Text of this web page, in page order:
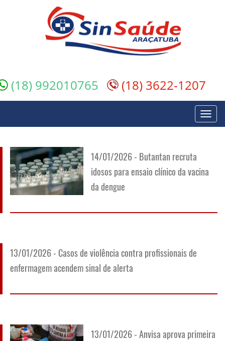
(18) 992010765 (18) 3622-1207
14/01/2026 - Butantan recruta
idosos para ensaio clínico da vacina
da dengue
13/01/2026 - Casos de violência contra profissionais de
enfermagem acendem sinal de alerta
13/01/2026 - Anvisa aprova primeira